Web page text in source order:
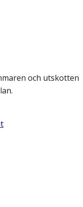
och utskotten